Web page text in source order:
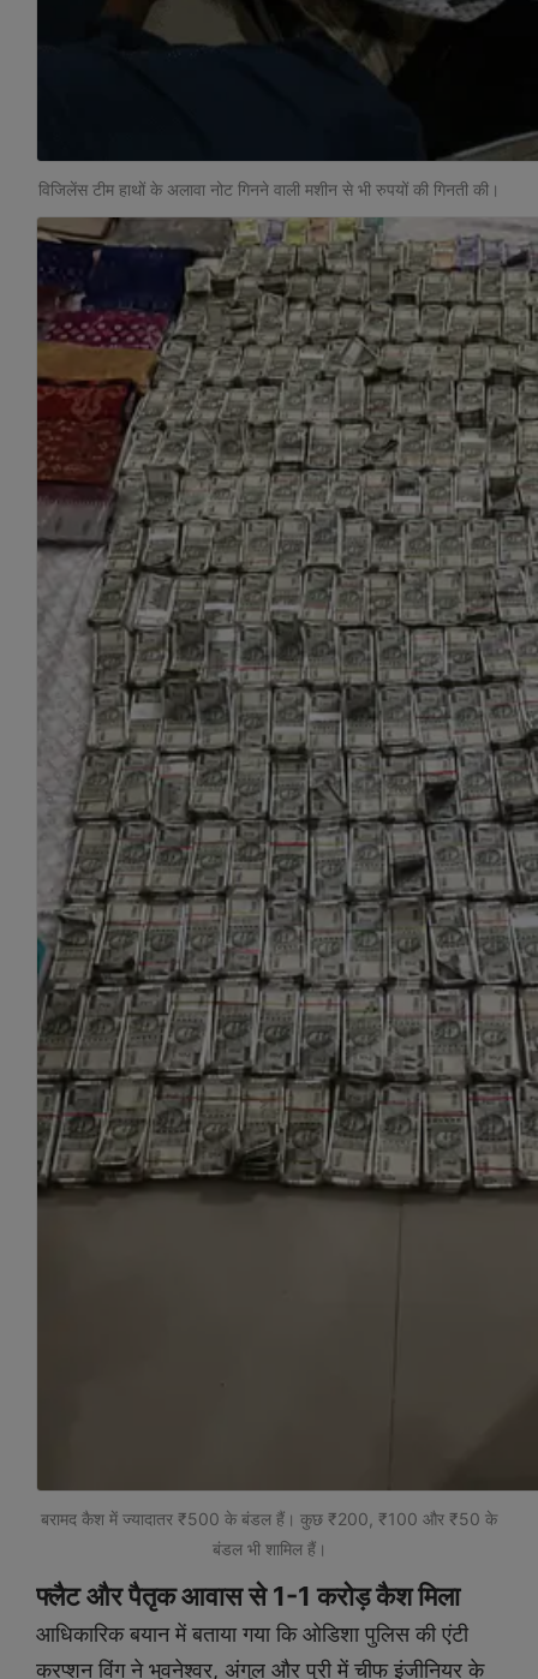
विजिलेंस टीम हाथों के अलावा नोट गिनने वाली मशीन से भी रुपयों की गिनती की।
बरामद कैश में ज्यादातर ₹500 के बंडल हैं। कुछ ₹200, ₹100 और ₹50 के
बंडल भी शामिल हैं।
फ्लैट और पैतृक आवास से 1-1 करोड़ कैश मिला
आधिकारिक बयान में बताया गया कि ओडिशा पुलिस की एंटी
करप्शन विंग ने भुवनेश्वर, अंगुल और पुरी में चीफ इंजीनियर के